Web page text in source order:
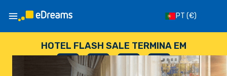
PT (€)
HOTEL FLASH SALE TERMINA EM
--
DIAS
: --
HORAS
: --
SEGUNDOS